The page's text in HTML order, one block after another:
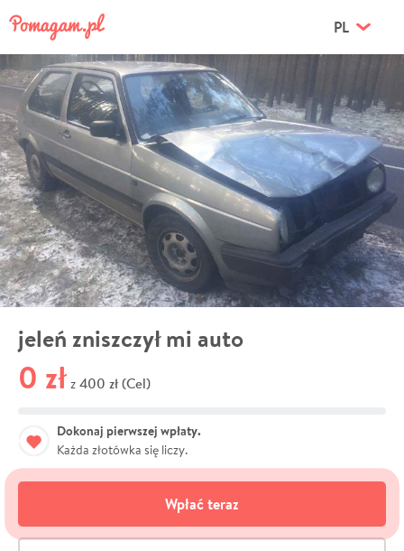
PL
jeleń zniszczył mi auto
0 zł z 400 zł (Cel)
Dokonaj pierwszej wpłaty.
Każda złotówka się liczy.
Wpłać teraz